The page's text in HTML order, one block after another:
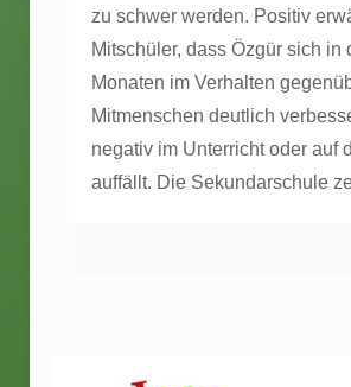
zu schwer werden. Positiv
Mitschüler, dass Özgür sich in
Monaten im Verhalten
Mitmenschen deutlich
negativ im Unterricht oder auf
auffällt. Die Sekundarschule